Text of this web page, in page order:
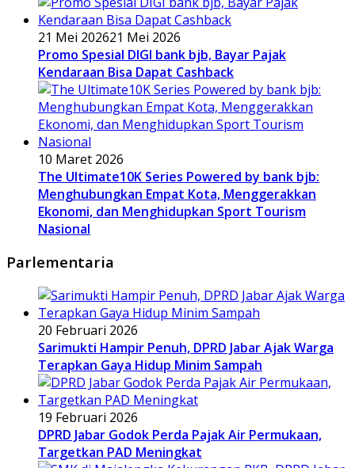
21 Mei 202621 Mei 2026
Promo Spesial DIGI bank bjb, Bayar Pajak
Kendaraan Bisa Dapat Cashback
10 Maret 2026
The Ultimate10K Series Powered by bank bjb:
Menghubungkan Empat Kota, Menggerakkan
Ekonomi, dan Menghidupkan Sport Tourism
Nasional
Parlementaria
20 Februari 2026
Sarimukti Hampir Penuh, DPRD Jabar Ajak Warga
Terapkan Gaya Hidup Minim Sampah
19 Februari 2026
DPRD Jabar Godok Perda Pajak Air Permukaan,
Targetkan PAD Meningkat